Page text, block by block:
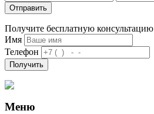
Отправить
Получите бесплатную консультацию
Имя
Телефон
Получить
Меню